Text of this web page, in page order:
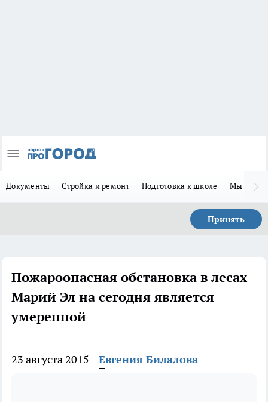
Документы Стройка и ремонт Подготовка к школе Мы в MAX
Принять
Пожароопасная обстановка в лесах
Марий Эл на сегодня является
умеренной
23 августа 2015 Евгения Билалова